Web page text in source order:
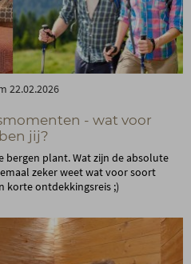
22.02.2026
- wat voor
jij?
bergen plant. Wat zijn de absolute
zeker weet wat voor soort
korte ontdekkingsreis ;)